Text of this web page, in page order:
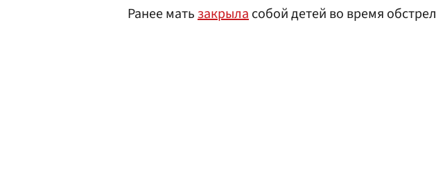
Ранее матьзакрыласобой детей во время